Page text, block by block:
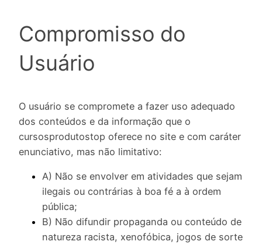
Compromisso do
Usuário
O usuário se compromete a fazer uso adequado
dos conteúdos e da informação que o
cursosprodutostop oferece no site e com caráter
enunciativo, mas não limitativo:
A) Não se envolver em atividades que sejam
ilegais ou contrárias à boa fé a à ordem
pública;
B) Não difundir propaganda ou conteúdo de
natureza racista, xenofóbica, jogos de sorte